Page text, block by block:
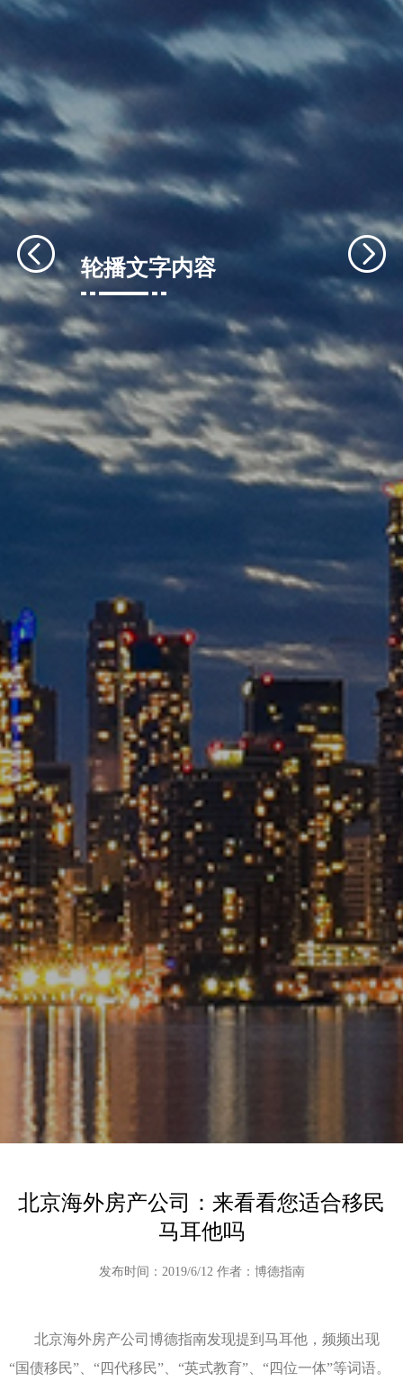
轮播文字内容
北京海外房产公司：来看看您适合移民
马耳他吗
发布时间：2019/6/12 作者：博德指南
北京海外房产公司博德指南发现提到马耳他，频频出现
“国债移民”、“四代移民”、“英式教育”、“四位一体”等词语。